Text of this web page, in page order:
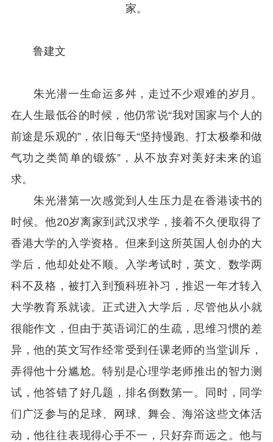
家。
鲁建文
朱光潜一生命运多舛，走过不少艰难的岁月。
在人生最低谷的时候，他仍常说“我对国家与个人的
前途是乐观的”，依旧每天“坚持慢跑、打太极拳和做
气功之类简单的锻炼”，从不放弃对美好未来的追
求。
朱光潜第一次感觉到人生压力是在香港读书的
时候。他20岁离家到武汉求学，接着不久便取得了
香港大学的入学资格。但来到这所英国人创办的大
学后，他却处处不顺。入学考试时，英文、数学两
科不及格，被打入到预科班补习，推迟一年才转入
大学教育系就读。正式进入大学后，尽管他从小就
很能作文，但由于英语词汇的生疏，思维习惯的差
异，他的英文写作经常受到任课老师的当堂训斥，
弄得他十分尴尬。特别是心理学老师推出的智力测
试，他答错了好几题，排名倒数第一。同时，同学
们广泛参与的足球、网球、舞会、海浴这些文体活
动，他往往表现得心手不一，只好弃而远之。他与